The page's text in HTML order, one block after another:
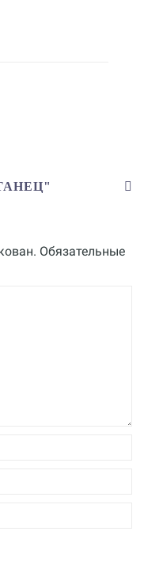
Обязательные